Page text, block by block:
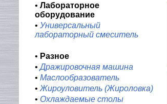
• Лабораторное
оборудование
• Универсальный
лабораторный смеситель
• Разное
•Дражировочная машина
• Маслообразователь
• Жироуловитель (Жироловка)
• Охлаждаемые столы